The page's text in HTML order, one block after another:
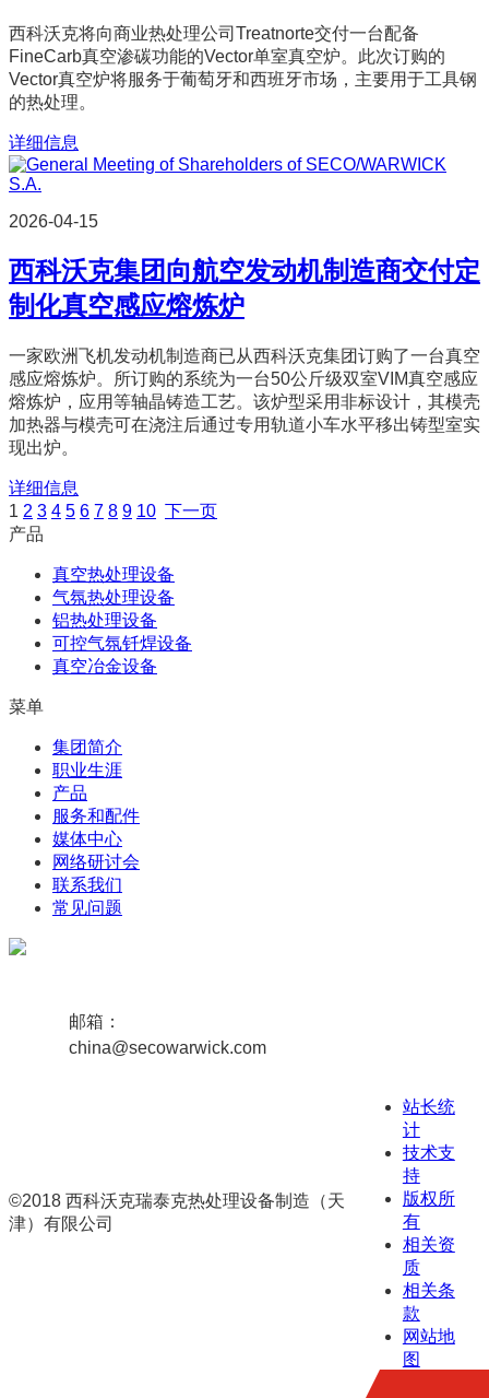
西科沃克将向商业热处理公司Treatnorte交付一台配备
FineCarb真空渗碳功能的Vector单室真空炉。此次订购的
Vector真空炉将服务于葡萄牙和西班牙市场，主要用于工具钢
的热处理。
详细信息
2026-04-15
西科沃克集团向航空发动机制造商交付定
制化真空感应熔炼炉
一家欧洲飞机发动机制造商已从西科沃克集团订购了一台真空
感应熔炼炉。所订购的系统为一台50公斤级双室VIM真空感应
熔炼炉，应用等轴晶铸造工艺。该炉型采用非标设计，其模壳
加热器与模壳可在浇注后通过专用轨道小车水平移出铸型室实
现出炉。
详细信息
1 2 3 4 5 6 7 8 9 10 下一页
产品
真空热处理设备
气氛热处理设备
铝热处理设备
可控气氛钎焊设备
真空冶金设备
菜单
集团简介
职业生涯
产品
服务和配件
媒体中心
网络研讨会
联系我们
常见问题
邮箱：
china@secowarwick.com
©2018 西科沃克瑞泰克热处理设备制造（天
津）有限公司
站长统
计
技术支
持
版权所
有
相关资
质
相关条
款
网站地
图